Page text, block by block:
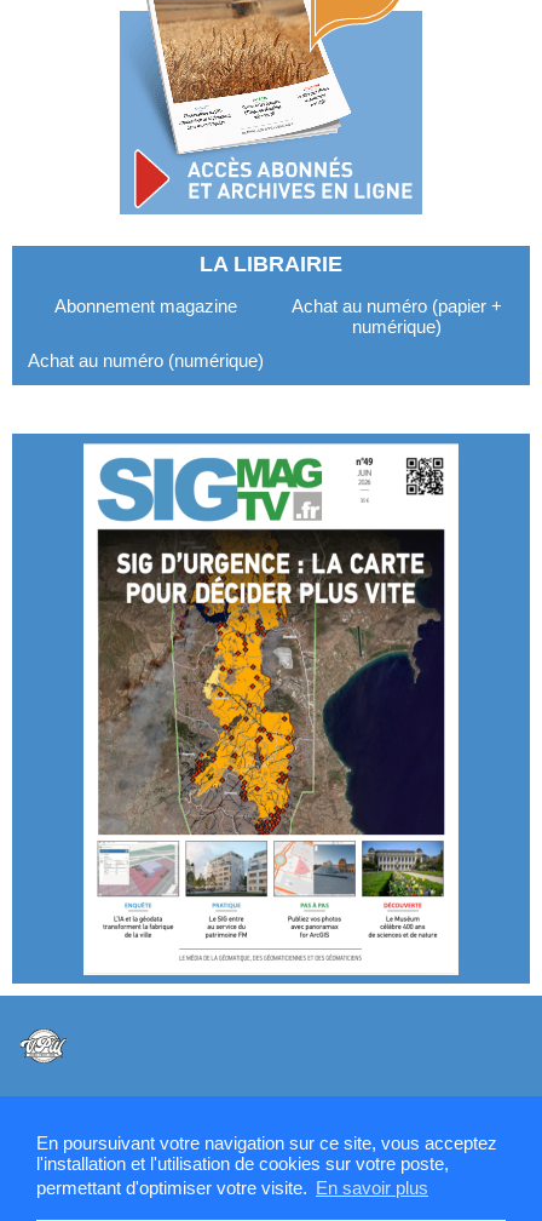
En poursuivant votre navigation sur ce site, vous acceptez
l'installation et l'utilisation de cookies sur votre poste,
permettant d'optimiser votre visite. En savoir plus
LA LIBRAIRIE
Abonnement magazine
Achat au numéro (papier +
numérique)
Achat au numéro (numérique)
Contactez la rédaction de SIGMAG & SIGTV